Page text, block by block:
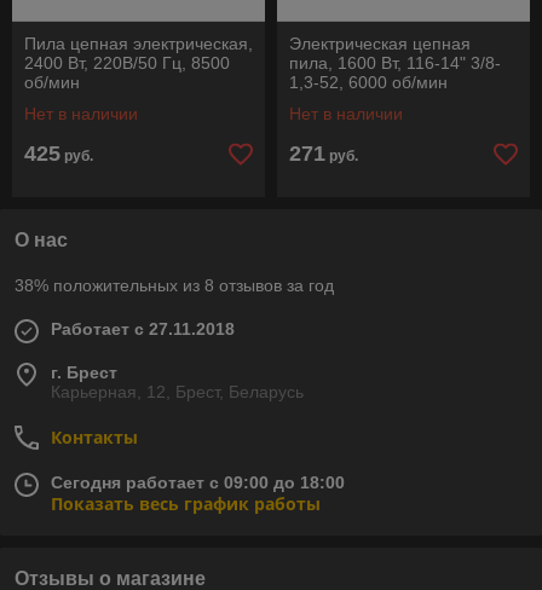
Пила цепная электрическая,
2400 Вт, 220В/50 Гц, 8500
об/мин
Нет в наличии
425 руб.
Электрическая цепная
пила, 1600 Вт, 116-14" 3/8-
1,3-52, 6000 об/мин
Нет в наличии
271 руб.
О нас
38% положительных из 8 отзывов за год
Работает с 27.11.2018
г. Брест
Карьерная, 12, Брест, Беларусь
Контакты
Сегодня работает с 09:00 до 18:00
Показать весь график работы
Отзывы о магазине